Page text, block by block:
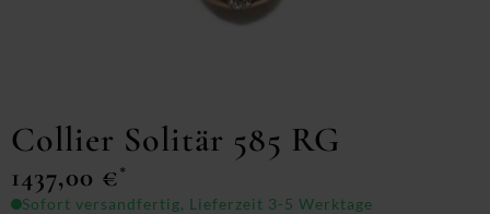
Collier Solitär 585 RG
1437,00 €*
Sofort versandfertig, Lieferzeit 3-5 Werktage